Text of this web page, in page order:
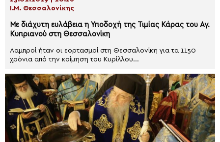
Ι.Μ. Θεσσαλονίκης
Με διάχυτη ευλάβεια η Υποδοχή της Τιμίας Κάρας του Αγ.
Κυπριανού στη Θεσσαλονίκη
Λαμπροί ήταν οι εορτασμοί στη Θεσσαλονίκη για τα 1150
χρόνια από την κοίμηση του Κυρίλλου...